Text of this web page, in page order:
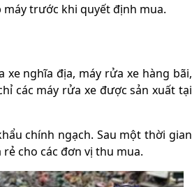
trước khi quyết định mua.
xe nghĩa địa, máy rửa xe hàng bãi,
các máy rửa xe được sản xuất tại
chính ngạch. Sau một thời gian
cho các đơn vị thu mua.